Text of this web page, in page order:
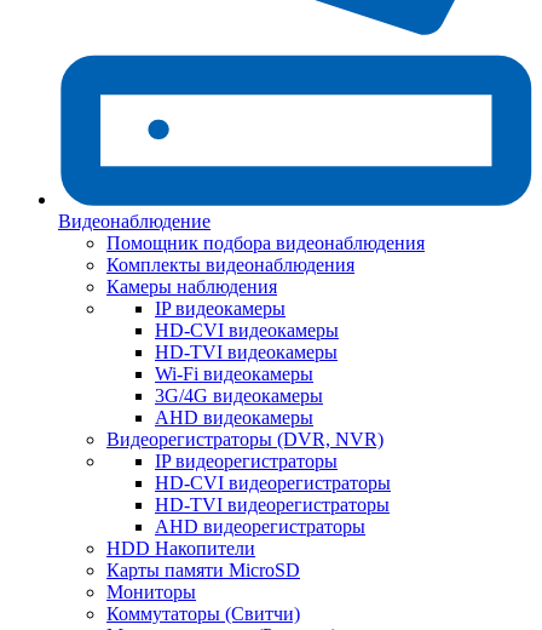
Видеонаблюдение
Помощник подбора видеонаблюдения
Комплекты видеонаблюдения
Камеры наблюдения
IP видеокамеры
HD-CVI видеокамеры
HD-TVI видеокамеры
Wi-Fi видеокамеры
3G/4G видеокамеры
AHD видеокамеры
Видеорегистраторы (DVR, NVR)
IP видеорегистраторы
HD-CVI видеорегистраторы
HD-TVI видеорегистраторы
AHD видеорегистраторы
HDD Накопители
Карты памяти MicroSD
Мониторы
Коммутаторы (Свитчи)